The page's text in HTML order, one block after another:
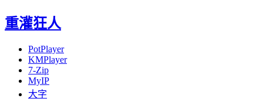
重灌狂人
PotPlayer
KMPlayer
7-Zip
MyIP
大字